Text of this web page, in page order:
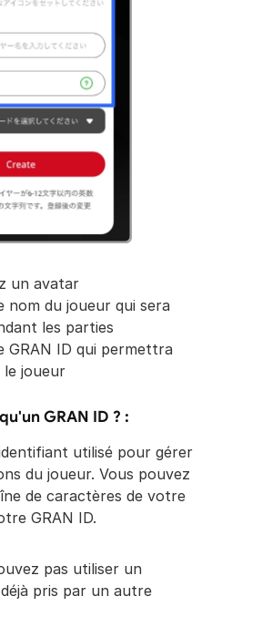
un avatar
nom du joueur qui sera
les parties
GRAN ID qui permettra
joueur
GRAN ID ? :
utilisé pour gérer
du joueur. Vous pouvez
de caractères de votre
GRAN ID.
pas utiliser un
pris par un autre